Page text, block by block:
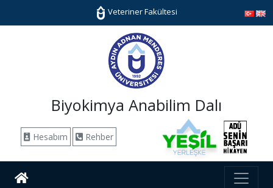
Veteriner Fakültesi
Biyokimya Anabilim Dalı
Hesabım Rehber